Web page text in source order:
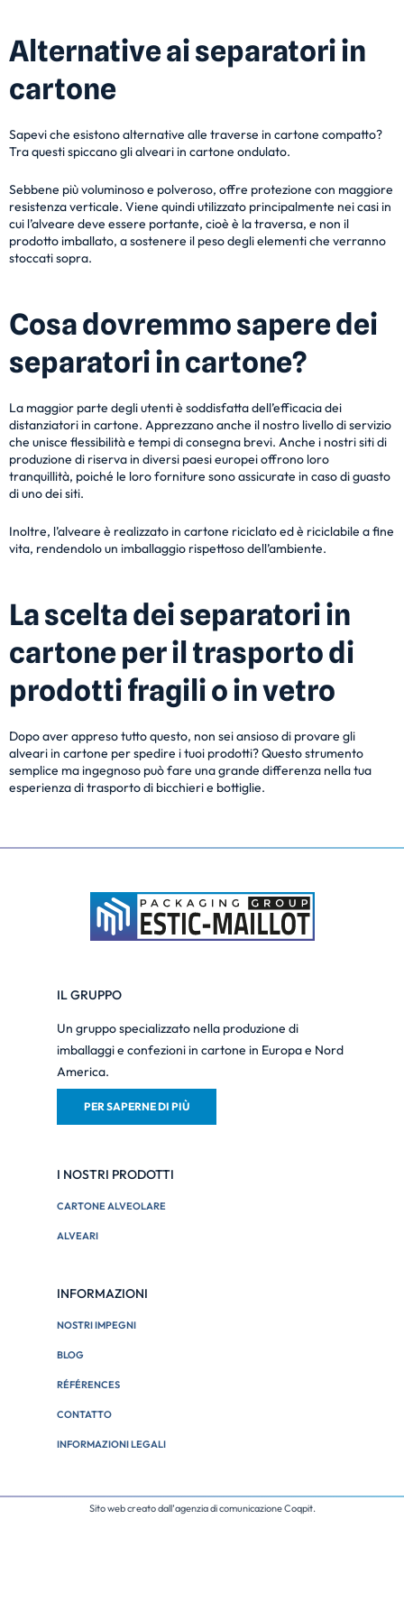
Alternative ai separatori in
cartone
Sapevi che esistono alternative alle traverse in cartone compatto?
Tra questi spiccano gli alveari in cartone ondulato.
Sebbene più voluminoso e polveroso, offre protezione con maggiore
resistenza verticale. Viene quindi utilizzato principalmente nei casi in
cui l’alveare deve essere portante, cioè è la traversa, e non il
prodotto imballato, a sostenere il peso degli elementi che verranno
stoccati sopra.
Cosa dovremmo sapere dei
separatori in cartone?
La maggior parte degli utenti è soddisfatta dell’efficacia dei
distanziatori in cartone. Apprezzano anche il nostro livello di servizio
che unisce flessibilità e tempi di consegna brevi. Anche i nostri siti di
produzione di riserva in diversi paesi europei offrono loro
tranquillità, poiché le loro forniture sono assicurate in caso di guasto
di uno dei siti.
Inoltre, l’alveare è realizzato in cartone riciclato ed è riciclabile a fine
vita, rendendolo un imballaggio rispettoso dell’ambiente.
La scelta dei separatori in
cartone per il trasporto di
prodotti fragili o in vetro
Dopo aver appreso tutto questo, non sei ansioso di provare gli
alveari in cartone per spedire i tuoi prodotti? Questo strumento
semplice ma ingegnoso può fare una grande differenza nella tua
esperienza di trasporto di bicchieri e bottiglie.
IL GRUPPO
Un gruppo specializzato nella produzione di
imballaggi e confezioni in cartone in Europa e Nord
America.
PER SAPERNE DI PIÙ
I NOSTRI PRODOTTI
CARTONE ALVEOLARE
ALVEARI
INFORMAZIONI
NOSTRI IMPEGNI
BLOG
RÉFÉRENCES
CONTATTO
INFORMAZIONI LEGALI
Sito web creato dall’agenzia di comunicazione Coqpit.